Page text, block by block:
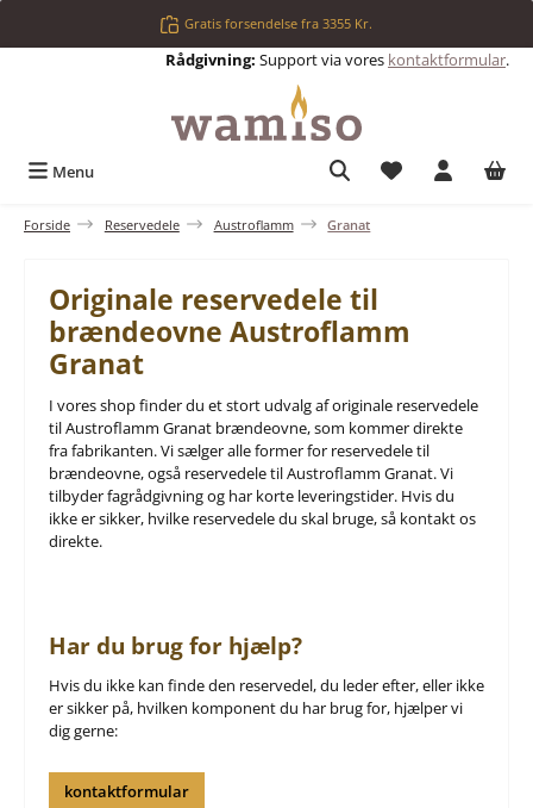
Gratis forsendelse fra 3355 Kr.
Rådgivning: Support via vores kontaktformular.
Menu Du har 0
Forside Reservedele Austroflamm Granat
Originale reservedele til
brændeovne Austroflamm
Granat
I vores shop finder du et stort udvalg af originale reservedele
til Austroflamm Granat brændeovne, som kommer direkte
fra fabrikanten. Vi sælger alle former for reservedele til
brændeovne, også reservedele til Austroflamm Granat. Vi
tilbyder fagrådgivning og har korte leveringstider. Hvis du
ikke er sikker, hvilke reservedele du skal bruge, så kontakt os
direkte.
Har du brug for hjælp?
Hvis du ikke kan finde den reservedel, du leder efter, eller ikke
er sikker på, hvilken komponent du har brug for, hjælper vi
dig gerne:
kontaktformular